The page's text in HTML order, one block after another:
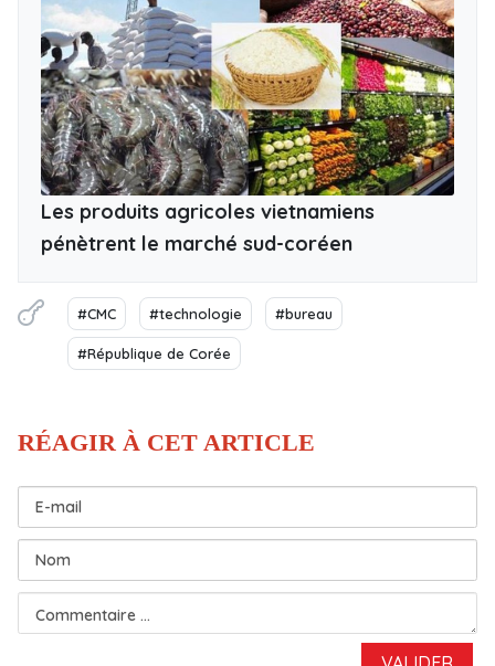
Les produits agricoles vietnamiens
pénètrent le marché sud-coréen
#CMC #technologie #bureau
#République de Corée